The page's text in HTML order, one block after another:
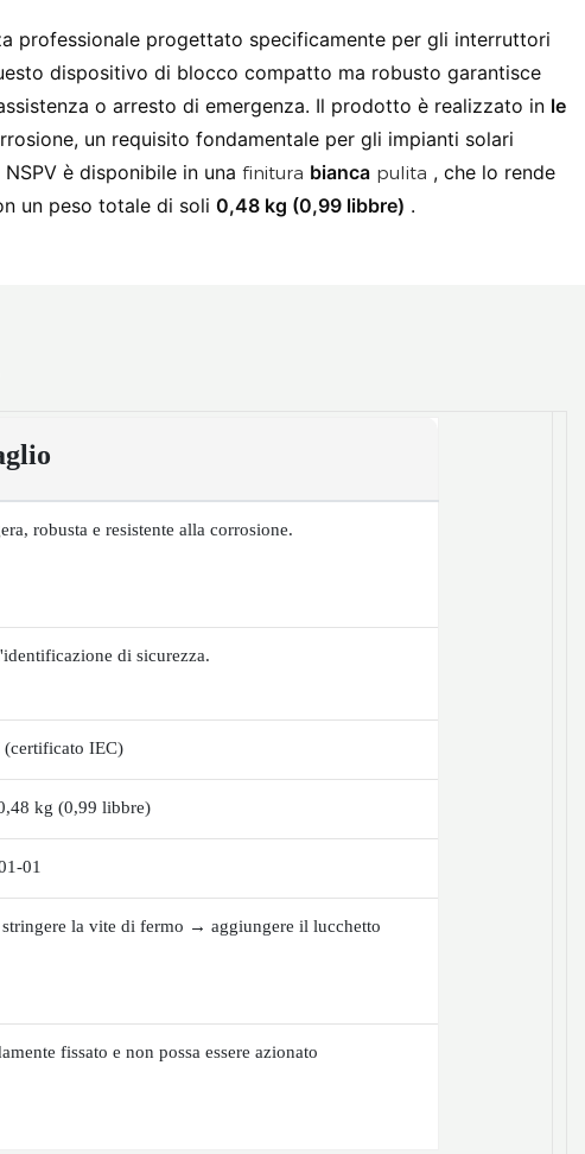
professionale progettato specificamente per gli interruttori
dispositivo di blocco compatto ma robusto garantisce
o arresto di emergenza. Il prodotto è realizzato in le
un requisito fondamentale per gli impianti solari
è disponibile in una finitura bianca pulita , che lo rende
un peso totale di soli 0,48 kg (0,99 libbre) .
robusta e resistente alla corrosione.
di sicurezza.
IEC)
kg (0,99 libbre)
01
la vite di fermo → aggiungere il lucchetto
fissato e non possa essere azionato